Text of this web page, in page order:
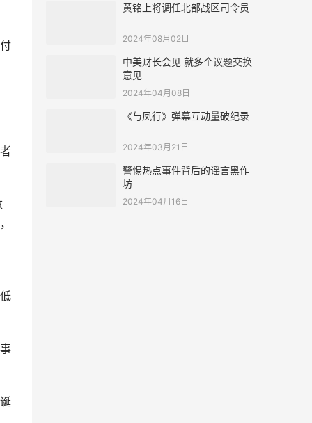
黄铭上将调任北部战区司令员
2024年08月02日
中美财长会见 就多个议题交换
意见
2024年04月08日
《与凤行》弹幕互动量破纪录
2024年03月21日
警惕热点事件背后的谣言黑作
坊
2024年04月16日